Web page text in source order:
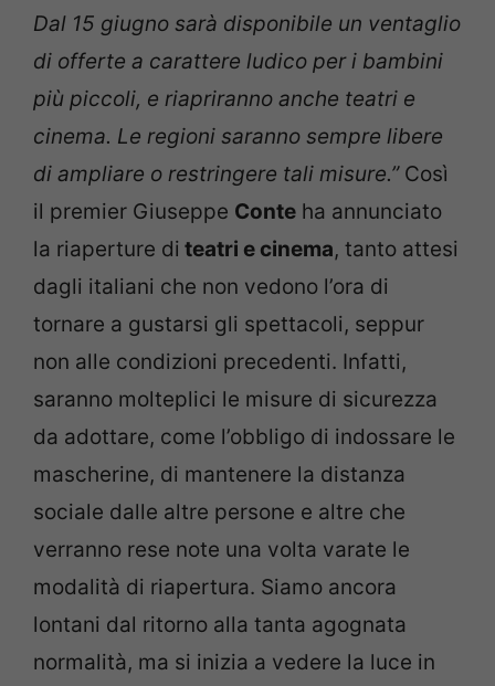
Dal 15 giugno sarà disponibile un ventaglio
di offerte a carattere ludico per i bambini
più piccoli, e riapriranno anche teatri e
cinema. Le regioni saranno sempre libere
di ampliare o restringere tali misure.” Così
il premier Giuseppe Conte ha annunciato
la riaperture di teatri e cinema, tanto attesi
dagli italiani che non vedono l’ora di
tornare a gustarsi gli spettacoli, seppur
non alle condizioni precedenti. Infatti,
saranno molteplici le misure di sicurezza
da adottare, come l’obbligo di indossare le
mascherine, di mantenere la distanza
sociale dalle altre persone e altre che
verranno rese note una volta varate le
modalità di riapertura. Siamo ancora
lontani dal ritorno alla tanta agognata
normalità, ma si inizia a vedere la luce in